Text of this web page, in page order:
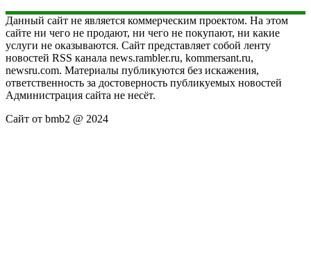
Данный сайт не является коммерческим проектом. На этом
сайте ни чего не продают, ни чего не покупают, ни какие
услуги не оказываются. Сайт представляет собой ленту
новостей RSS канала news.rambler.ru, kommersant.ru,
newsru.com. Материалы публикуются без искажения,
ответственность за достоверность публикуемых новостей
Администрация сайта не несёт.
Сайт от bmb2 @ 2024